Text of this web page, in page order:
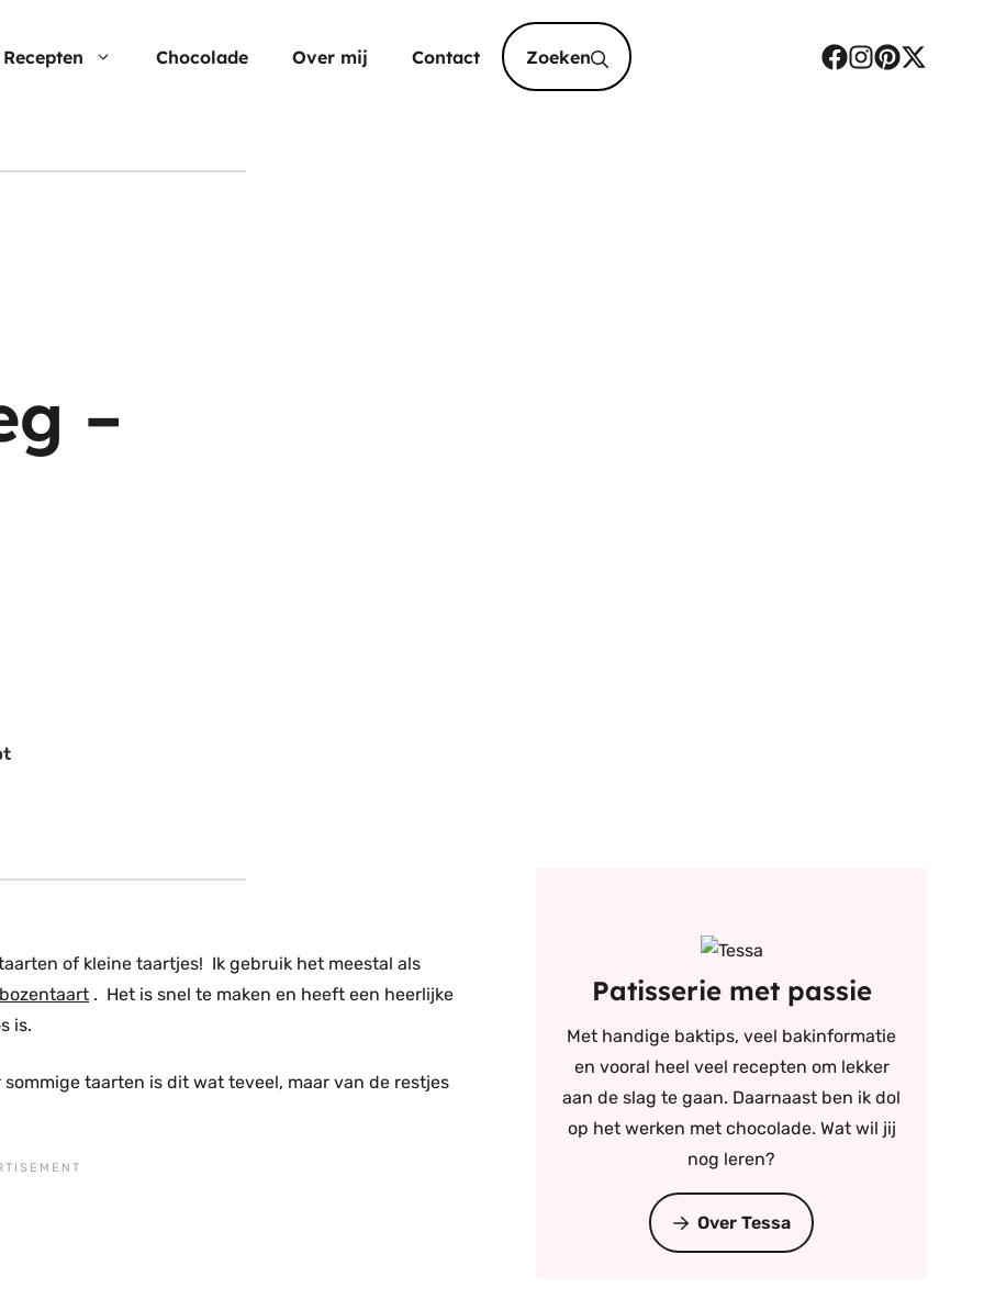
Recepten Chocolade Over mij Contact
–
of kleine taartjes! Ik gebruik het meestal als
. Het is snel te maken en heeft een heerlijke
is.
taarten is dit wat teveel, maar van de restjes
Patisserie met passie
Met handige baktips, veel bakinformatie
en vooral heel veel recepten om lekker
aan de slag te gaan. Daarnaast ben ik dol
op het werken met chocolade. Wat wil jij
nog leren?
Over Tessa